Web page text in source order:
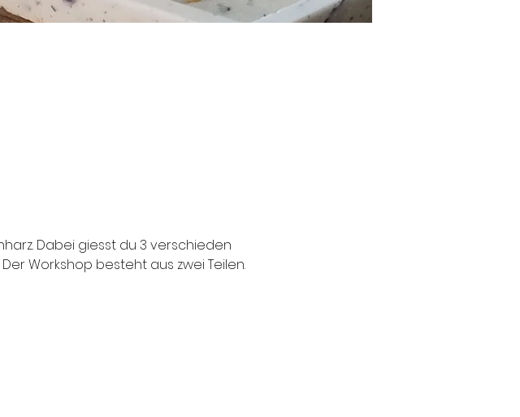
Dabei giesst du 3 verschieden
Workshop besteht aus zwei Teilen.